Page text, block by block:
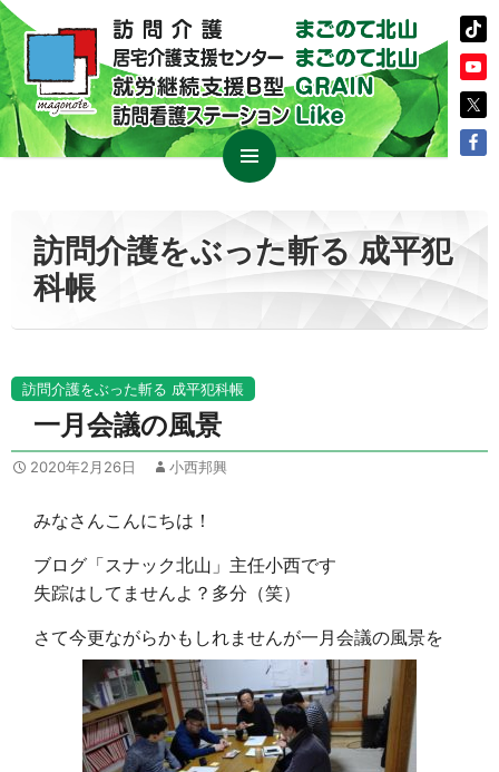
メニュ
ー
ス
ッ
訪問介護をぶった斬る 成平犯
科帳
訪問介護をぶった斬る 成平犯科帳
一月会議の風景
2020年2月26日 小西邦興
みなさんこんにちは！
ブログ「スナック北山」主任小西です
失踪はしてませんよ？多分（笑）
さて今更ながらかもしれませんが一月会議の風景を